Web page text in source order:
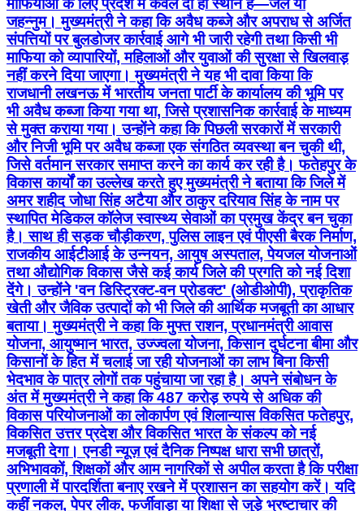
माफियाओं के लिए प्रदेश में केवल दो ही स्थान हैं—जेल या
जहन्नुम। मुख्यमंत्री ने कहा कि अवैध कब्जे और अपराध से अर्जित
संपत्तियों पर बुलडोजर कार्रवाई आगे भी जारी रहेगी तथा किसी भी
माफिया को व्यापारियों, महिलाओं और युवाओं की सुरक्षा से खिलवाड़
नहीं करने दिया जाएगा। मुख्यमंत्री ने यह भी दावा किया कि
राजधानी लखनऊ में भारतीय जनता पार्टी के कार्यालय की भूमि पर
भी अवैध कब्जा किया गया था, जिसे प्रशासनिक कार्रवाई के माध्यम
से मुक्त कराया गया। उन्होंने कहा कि पिछली सरकारों में सरकारी
और निजी भूमि पर अवैध कब्जा एक संगठित व्यवस्था बन चुकी थी,
जिसे वर्तमान सरकार समाप्त करने का कार्य कर रही है। फतेहपुर के
विकास कार्यों का उल्लेख करते हुए मुख्यमंत्री ने बताया कि जिले में
अमर शहीद जोधा सिंह अटैया और ठाकुर दरियाव सिंह के नाम पर
स्थापित मेडिकल कॉलेज स्वास्थ्य सेवाओं का प्रमुख केंद्र बन चुका
है। साथ ही सड़क चौड़ीकरण, पुलिस लाइन एवं पीएसी बैरक निर्माण,
राजकीय आईटीआई के उन्नयन, आयुष अस्पताल, पेयजल योजनाओं
तथा औद्योगिक विकास जैसे कई कार्य जिले की प्रगति को नई दिशा
देंगे। उन्होंने 'वन डिस्ट्रिक्ट-वन प्रोडक्ट' (ओडीओपी), प्राकृतिक
खेती और जैविक उत्पादों को भी जिले की आर्थिक मजबूती का आधार
बताया। मुख्यमंत्री ने कहा कि मुफ्त राशन, प्रधानमंत्री आवास
योजना, आयुष्मान भारत, उज्ज्वला योजना, किसान दुर्घटना बीमा और
किसानों के हित में चलाई जा रही योजनाओं का लाभ बिना किसी
भेदभाव के पात्र लोगों तक पहुंचाया जा रहा है। अपने संबोधन के
अंत में मुख्यमंत्री ने कहा कि 487 करोड़ रुपये से अधिक की
विकास परियोजनाओं का लोकार्पण एवं शिलान्यास विकसित फतेहपुर,
विकसित उत्तर प्रदेश और विकसित भारत के संकल्प को नई
मजबूती देगा। एनडी न्यूज़ एवं दैनिक निष्पक्ष धारा सभी छात्रों,
अभिभावकों, शिक्षकों और आम नागरिकों से अपील करता है कि परीक्षा
प्रणाली में पारदर्शिता बनाए रखने में प्रशासन का सहयोग करें। यदि
कहीं नकल, पेपर लीक, फर्जीवाड़ा या शिक्षा से जुड़े भ्रष्टाचार की